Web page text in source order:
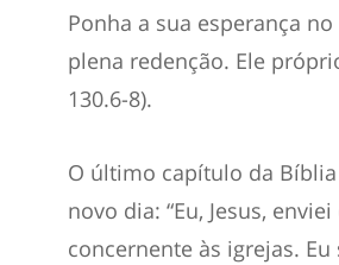
Ponha a sua esperança
plena redenção. Ele
130.6-8).
O último capítulo da
novo dia: “Eu, Jesus,
concernente às igrejas. Eu